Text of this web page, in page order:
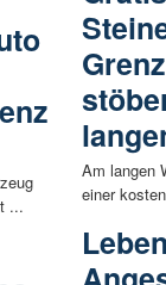
...
Am langen
einer